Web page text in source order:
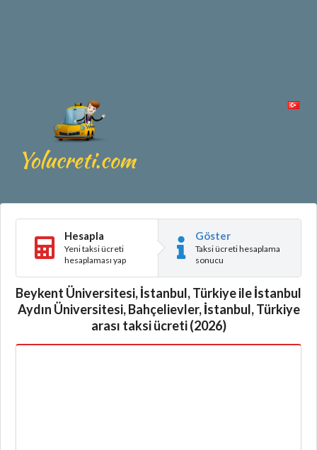
Hesapla
Yeni taksi ücreti
hesaplaması yap
Göster
Taksi ücreti hesaplama
sonucu
Beykent Üniversitesi, İstanbul, Türkiye ile İstanbul
Aydın Üniversitesi, Bahçelievler, İstanbul, Türkiye
arası taksi ücreti (2026)